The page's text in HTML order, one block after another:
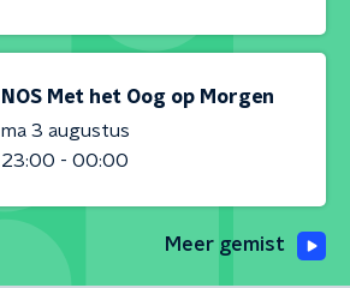
NOS Met het Oog op Morgen
ma 3 augustus
23:00 - 00:00
Meer gemist